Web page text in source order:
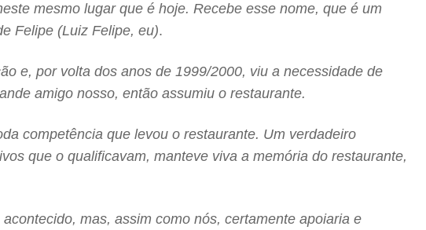
mesmo lugar que é hoje. Recebe esse nome, que é um
Felipe (Luiz Felipe, eu).
e, por volta dos anos de 1999/2000, viu a necessidade de
amigo nosso, então assumiu o restaurante.
competência que levou o restaurante. Um verdadeiro
que o qualificavam, manteve viva a memória do restaurante,
mas, assim como nós, certamente apoiaria e